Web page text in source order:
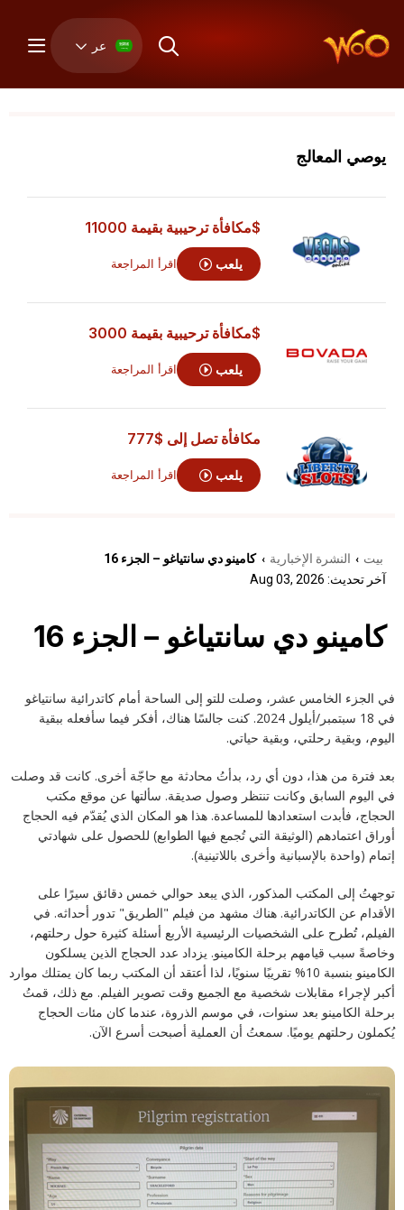
عر
يوصي المعالج
$مكافأة ترحيبية بقيمة 11000
يلعب اقرأ المراجعة
$مكافأة ترحيبية بقيمة 3000
يلعب اقرأ المراجعة
مكافأة تصل إلى$777
يلعب اقرأ المراجعة
بيت › النشرة الإخبارية › كامينو دي سانتياغو – الجزء 16
آخر تحديث: Aug 03, 2026
كامينو دي سانتياغو – الجزء 16
في الجزء الخامس عشر، وصلت للتو إلى الساحة أمام كاتدرائية سانتياغو
في 18 سبتمبر/أيلول 2024. كنت جالسًا هناك، أفكر فيما سأفعله ببقية
اليوم، وبقية رحلتي، وبقية حياتي.
بعد فترة من هذا، دون أي رد، بدأتُ محادثة مع حاجّة أخرى. كانت قد وصلت
في اليوم السابق وكانت تنتظر وصول صديقة. سألتها عن موقع مكتب
الحجاج، فأبدت استعدادها للمساعدة. هذا هو المكان الذي يُقدّم فيه الحجاج
أوراق اعتمادهم (الوثيقة التي تُجمع فيها الطوابع) للحصول على شهادتي
إتمام (واحدة بالإسبانية وأخرى باللاتينية).
توجهتُ إلى المكتب المذكور، الذي يبعد حوالي خمس دقائق سيرًا على
الأقدام عن الكاتدرائية. هناك مشهد من فيلم "الطريق" تدور أحداثه. في
الفيلم، تُطرح على الشخصيات الرئيسية الأربع أسئلة كثيرة حول رحلتهم،
وخاصةً سبب قيامهم برحلة الكامينو. يزداد عدد الحجاج الذين يسلكون
الكامينو بنسبة 10% تقريبًا سنويًا، لذا أعتقد أن المكتب ربما كان يمتلك موارد
أكبر لإجراء مقابلات شخصية مع الجميع وقت تصوير الفيلم. مع ذلك، قمتُ
برحلة الكامينو بعد سنوات، في موسم الذروة، عندما كان مئات الحجاج
يُكملون رحلتهم يوميًا. سمعتُ أن العملية أصبحت أسرع الآن.